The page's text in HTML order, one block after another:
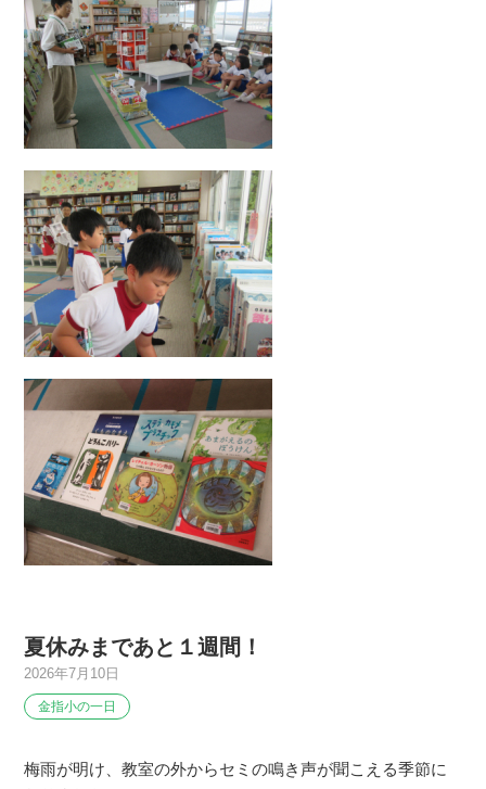
夏休みまであと１週間！
2026年7月10日
金指小の一日
梅雨が明け、教室の外からセミの鳴き声が聞こえる季節に